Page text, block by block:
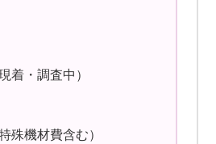
着・調査中）
殊機材費含む）